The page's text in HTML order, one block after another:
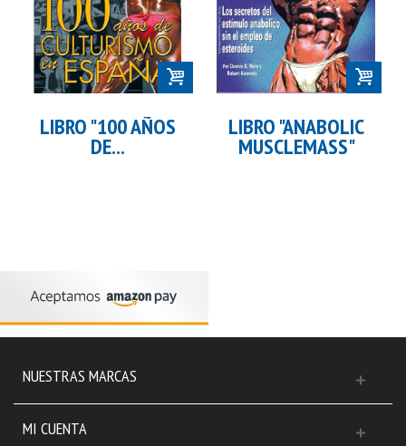
LIBRO "100 AÑOS
DE...
LIBRO "ANABOLIC
MUSCLEMASS"
NUESTRAS MARCAS
MI CUENTA